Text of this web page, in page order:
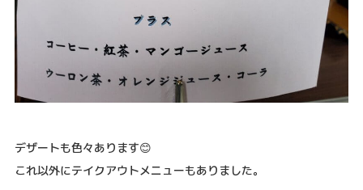
デザートも色々あります😊
これ以外にテイクアウトメニューもありました。